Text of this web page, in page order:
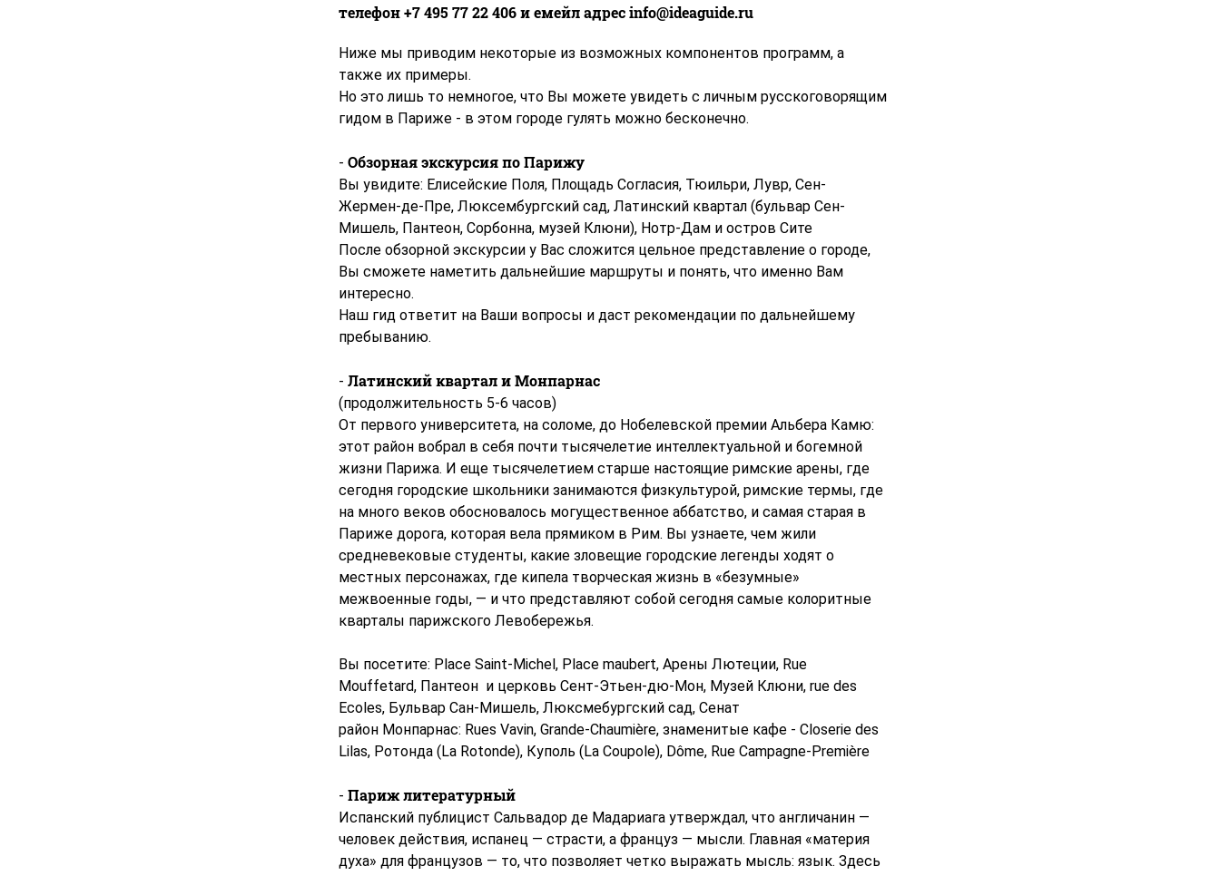
телефон +7 495 77 22 406 и емейл адрес info@ideaguide.ru
Ниже мы приводим некоторые из возможных компонентов программ, а
также их примеры.
Но это лишь то немногое, что Вы можете увидеть с личным русскоговорящим
гидом в Париже - в этом городе гулять можно бесконечно.
- Обзорная экскурсия по Парижу
Вы увидите: Елисейские Поля, Площадь Согласия, Тюильри, Лувр, Сен-
Жермен-де-Пре, Люксембургский сад, Латинский квартал (бульвар Сен-
Мишель, Пантеон, Сорбонна, музей Клюни), Нотр-Дам и остров Сите
После обзорной экскурсии у Вас сложится цельное представление о городе,
Вы сможете наметить дальнейшие маршруты и понять, что именно Вам
интересно.
Наш гид ответит на Ваши вопросы и даст рекомендации по дальнейшему
пребыванию.
- Латинский квартал и Монпарнас
(продолжительность 5-6 часов)
От первого университета, на соломе, до Нобелевской премии Альбера Камю:
этот район вобрал в себя почти тысячелетие интеллектуальной и богемной
жизни Парижа. И еще тысячелетием старше настоящие римские арены, где
сегодня городские школьники занимаются физкультурой, римские термы, где
на много веков обосновалось могущественное аббатство, и самая старая в
Париже дорога, которая вела прямиком в Рим. Вы узнаете, чем жили
средневековые студенты, какие зловещие городские легенды ходят о
местных персонажах, где кипела творческая жизнь в «безумные»
межвоенные годы, — и что представляют собой сегодня самые колоритные
кварталы парижского Левобережья.
Вы посетите: Place Saint-Michel, Place maubert, Арены Лютеции, Rue
Mouffetard, Пантеон и церковь Сент-Этьен-дю-Мон, Музей Клюни, rue des
Ecoles, Бульвар Сан-Мишель, Люксмебургский сад, Сенат
район Монпарнас: Rues Vavin, Grande-Chaumière, знаменитые кафе - Closerie des
Lilas, Ротонда (La Rotonde), Куполь (La Coupole), Dôme, Rue Campagne-Première
- Париж литературный
Испанский публицист Сальвадор де Мадариага утверждал, что англичанин —
человек действия, испанец — страсти, а француз — мысли. Главная «материя
духа» для французов — то, что позволяет четко выражать мысль: язык. Здесь